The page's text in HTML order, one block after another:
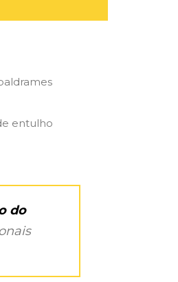
entulho
do